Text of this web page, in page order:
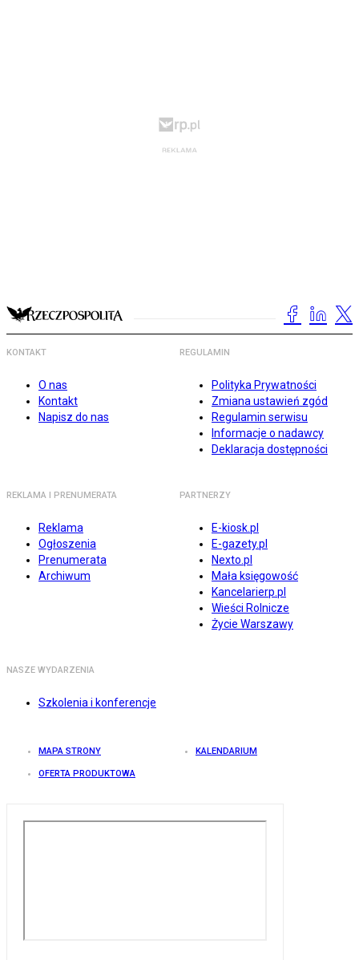
KONTAKT
O nas
Kontakt
Napisz do nas
REGULAMIN
Polityka Prywatności
Zmiana ustawień zgód
Regulamin serwisu
Informacje o nadawcy
Deklaracja dostępności
REKLAMA I PRENUMERATA
Reklama
Ogłoszenia
Prenumerata
Archiwum
PARTNERZY
E-kiosk.pl
E-gazety.pl
Nexto.pl
Mała księgowość
Kancelarierp.pl
Wieści Rolnicze
Życie Warszawy
NASZE WYDARZENIA
Szkolenia i konferencje
MAPA STRONY KALENDARIUM
OFERTA PRODUKTOWA